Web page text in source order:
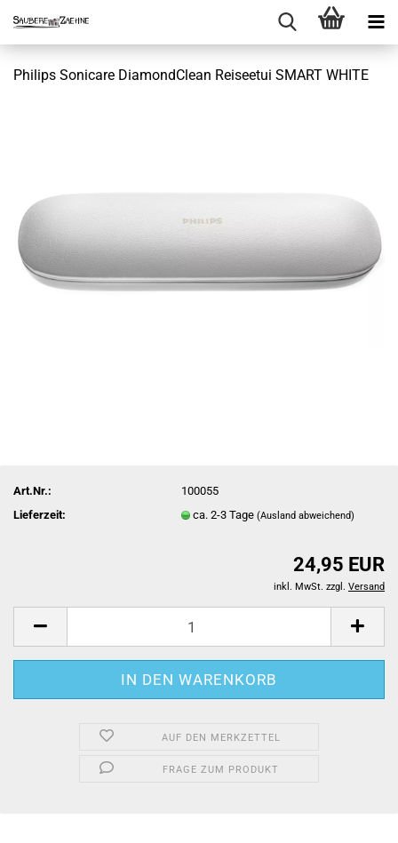
Philips Sonicare DiamondClean Reiseetui SMART WHITE
Art.Nr.:
100055
Lieferzeit:
ca. 2-3 Tage(Ausland abweichend)
24,95 EUR
inkl. MwSt. zzgl. Versand
AUF DEN MERKZETTEL
FRAGE ZUM PRODUKT